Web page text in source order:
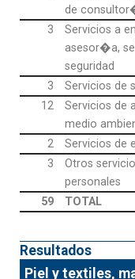
de
3
Servicios a
asesor�a,
seguridad
3
Servicios de
12
Servicios de
medio
2
Servicios de
3
Otros
personales
59
TOTAL
Resultados
Piel y textiles,